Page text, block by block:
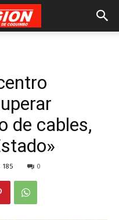
de cables,
185 0